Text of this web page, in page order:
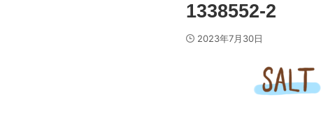
1338552-2
2023年7月30日